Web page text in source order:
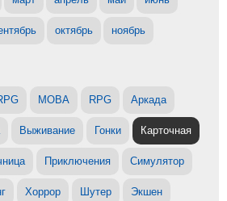
октябрь ноябрь
MOBA RPG Аркада
Выживание Гонки Карточная
Приключения Симулятор
Хоррор Шутер Экшен